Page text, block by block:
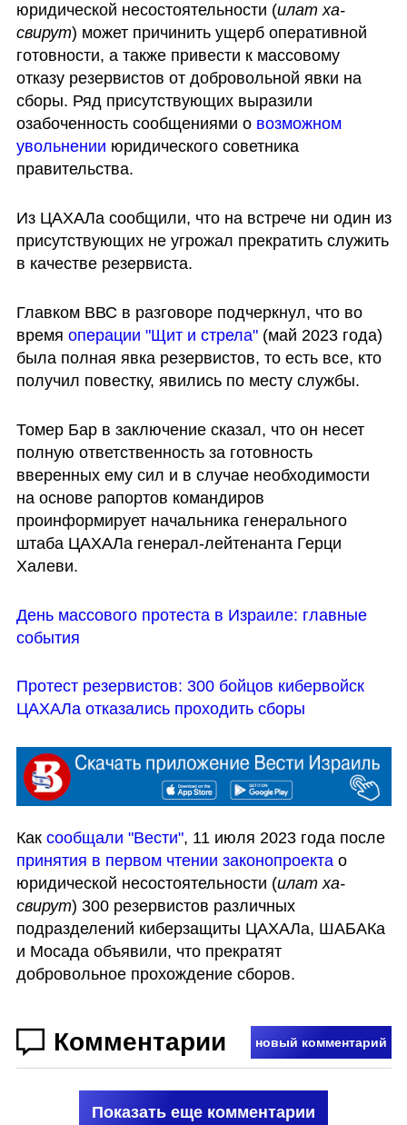
юридической несостоятельности (илат ха-
свирут) может причинить ущерб оперативной
готовности, а также привести к массовому
отказу резервистов от добровольной явки на
сборы. Ряд присутствующих выразили
озабоченность сообщениями о возможном
увольнении юридического советника
правительства.
Из ЦАХАЛа сообщили, что на встрече ни один из
присутствующих не угрожал прекратить служить
в качестве резервиста.
Главком ВВС в разговоре подчеркнул, что во
время операции "Щит и стрела" (май 2023 года)
была полная явка резервистов, то есть все, кто
получил повестку, явились по месту службы.
Томер Бар в заключение сказал, что он несет
полную ответственность за готовность
вверенных ему сил и в случае необходимости
на основе рапортов командиров
проинформирует начальника генерального
штаба ЦАХАЛа генерал-лейтенанта Герци
Халеви.
День массового протеста в Израиле: главные
события
Протест резервистов: 300 бойцов кибервойск
ЦАХАЛа отказались проходить сборы
Как сообщали "Вести"
, 11 июля 2023 года после
принятия в первом чтении законопроекта о
юридической несостоятельности (илат ха-
свирут) 300 резервистов различных
подразделений киберзащиты ЦАХАЛа, ШАБАКа
и Мосада объявили, что прекратят
добровольное прохождение сборов.
Комментарии новый комментарий
Показать еще комментарии